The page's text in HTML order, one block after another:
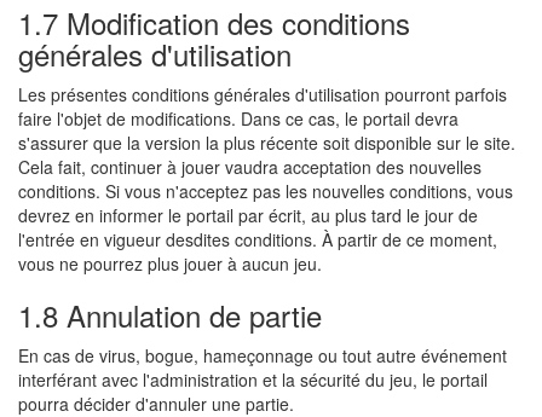
1.7 Modification des conditions
générales d'utilisation
Les présentes conditions générales d'utilisation pourront parfois
faire l'objet de modifications. Dans ce cas, le portail devra
s'assurer que la version la plus récente soit disponible sur le site.
Cela fait, continuer à jouer vaudra acceptation des nouvelles
conditions. Si vous n'acceptez pas les nouvelles conditions, vous
devrez en informer le portail par écrit, au plus tard le jour de
l'entrée en vigueur desdites conditions. À partir de ce moment,
vous ne pourrez plus jouer à aucun jeu.
1.8 Annulation de partie
En cas de virus, bogue, hameçonnage ou tout autre événement
interférant avec l'administration et la sécurité du jeu, le portail
pourra décider d'annuler une partie.